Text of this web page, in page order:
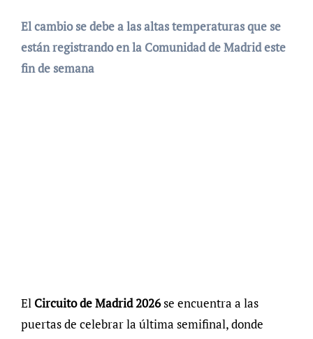
El cambio se debe a las altas temperaturas que se
están registrando en la Comunidad de Madrid este
fin de semana
El Circuito de Madrid 2026se encuentra a las
puertas de celebrar la última semifinal, donde